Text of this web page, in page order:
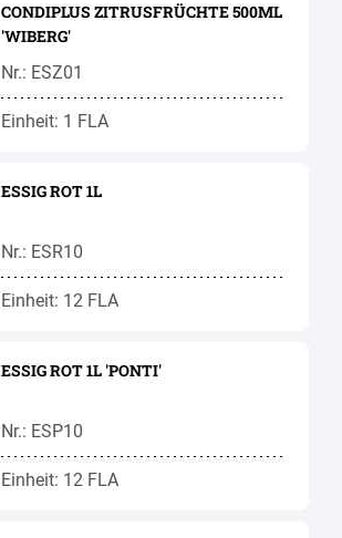
CONDIPLUS ZITRUSFRÜCHTE 500ML
'WIBERG'
Nr.: ESZ01
Einheit: 1 FLA
ESSIG ROT 1L
Nr.: ESR10
Einheit: 12 FLA
ESSIG ROT 1L 'PONTI'
Nr.: ESP10
Einheit: 12 FLA